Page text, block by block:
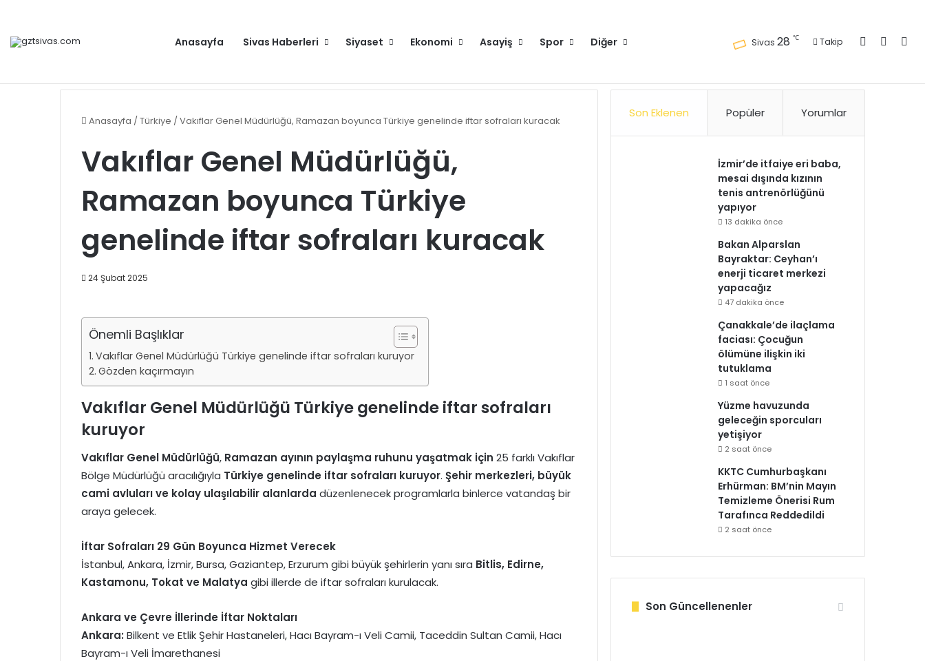
Anasayfa Sivas Haberleri Siyaset Ekonomi Asayiş Spor Diğer Sivas 28 ℃ Takip Kayıt Ol
Anasayfa /Türkiye /Vakıflar Genel Müdürlüğü, Ramazan boyunca Türkiye genelinde iftar sofraları kuracak
Vakıflar Genel Müdürlüğü,
Ramazan boyunca Türkiye
genelinde iftar sofraları kuracak
24 Şubat 2025
Önemli Başlıklar
Vakıflar Genel Müdürlüğü Türkiye genelinde iftar sofraları kuruyor
Gözden kaçırmayın
Vakıflar Genel Müdürlüğü Türkiye genelinde iftar sofraları
kuruyor
Vakıflar Genel Müdürlüğü, Ramazan ayının paylaşma ruhunu yaşatmak için 25 farklı Vakıflar
Bölge Müdürlüğü aracılığıyla Türkiye genelinde iftar sofraları kuruyor. Şehir merkezleri, büyük
cami avluları ve kolay ulaşılabilir alanlarda düzenlenecek programlarla binlerce vatandaş bir
araya gelecek.
İftar Sofraları 29 Gün Boyunca Hizmet Verecek
İstanbul, Ankara, İzmir, Bursa, Gaziantep, Erzurum gibi büyük şehirlerin yanı sıra Bitlis, Edirne,
Kastamonu, Tokat ve Malatya gibi illerde de iftar sofraları kurulacak.
Ankara ve Çevre İllerinde İftar Noktaları
Ankara: Bilkent ve Etlik Şehir Hastaneleri, Hacı Bayram-ı Veli Camii, Taceddin Sultan Camii, Hacı
Bayram-ı Veli İmarethanesi
Son Eklenen Popüler Yorumlar
İzmir’de itfaiye eri baba,
mesai dışında kızının
tenis antrenörlüğünü
yapıyor
13 dakika önce
Bakan Alparslan
Bayraktar: Ceyhan’ı
enerji ticaret merkezi
yapacağız
47 dakika önce
Çanakkale’de ilaçlama
faciası: Çocuğun
ölümüne ilişkin iki
tutuklama
1 saat önce
Yüzme havuzunda
geleceğin sporcuları
yetişiyor
2 saat önce
KKTC Cumhurbaşkanı
Erhürman: BM’nin Mayın
Temizleme Önerisi Rum
Tarafınca Reddedildi
2 saat önce
Son Güncellenenler